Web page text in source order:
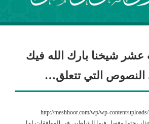
عشر شيخنا بارك الله فيك
النصوص التي تتعلق…
http://meshhoor.com/wp/wp-content/